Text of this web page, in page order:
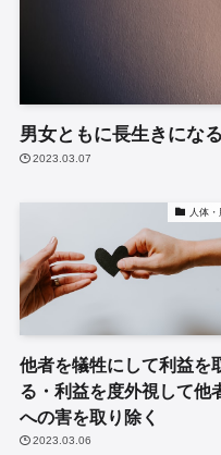
男女ともに長生きにな
2023.03.07
人体・
他者を犠牲にして利益を
る・利益を度外視して他
への害を取り除く
2023.03.06